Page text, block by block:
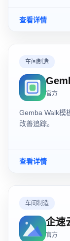
查看详情
车间制造
官方
Gemba Walk模
改善追踪。
查看详情
车间制造
企速
官方